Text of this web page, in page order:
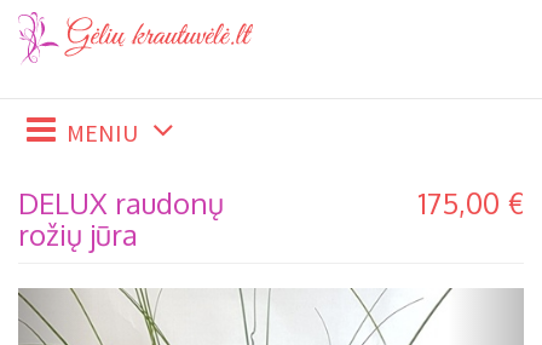
MENIU
DELUX raudonų
rožių jūra
175,00 €